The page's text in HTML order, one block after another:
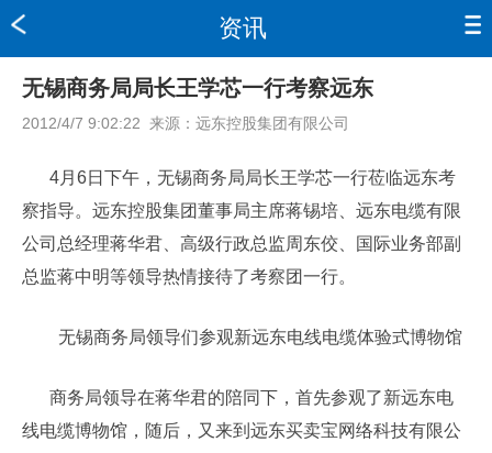
资讯
无锡商务局局长王学芯一行考察远东
2012/4/7 9:02:22 来源： 远东控股集团有限公司
4月6日下午，无锡商务局局长王学芯一行莅临远东考
察指导。远东控股集团董事局主席蒋锡培、远东电缆有限
公司总经理蒋华君、高级行政总监周东佼、国际业务部副
总监蒋中明等领导热情接待了考察团一行。
无锡商务局领导们参观新远东电线电缆体验式博物馆
商务局领导在蒋华君的陪同下，首先参观了新远东电
线电缆博物馆，随后，又来到远东买卖宝网络科技有限公